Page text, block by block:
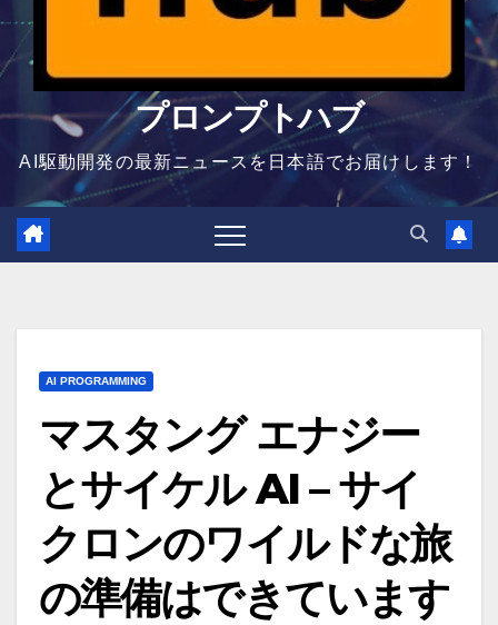
プロンプトハブ
AI駆動開発の最新ニュースを日本語でお届けします！
AI PROGRAMMING
マスタング エナジー
とサイケル AI – サイ
クロンのワイルドな旅
の準備はできています